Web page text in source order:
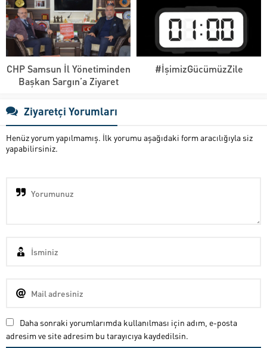
CHP Samsun İl Yönetiminden
Başkan Sargın’a Ziyaret
#İşimizGücümüzZile
Ziyaretçi Yorumları
Henüz yorum yapılmamış. İlk yorumu aşağıdaki form aracılığıyla siz
yapabilirsiniz.
Daha sonraki yorumlarımda kullanılması için adım, e-posta
adresim ve site adresim bu tarayıcıya kaydedilsin.